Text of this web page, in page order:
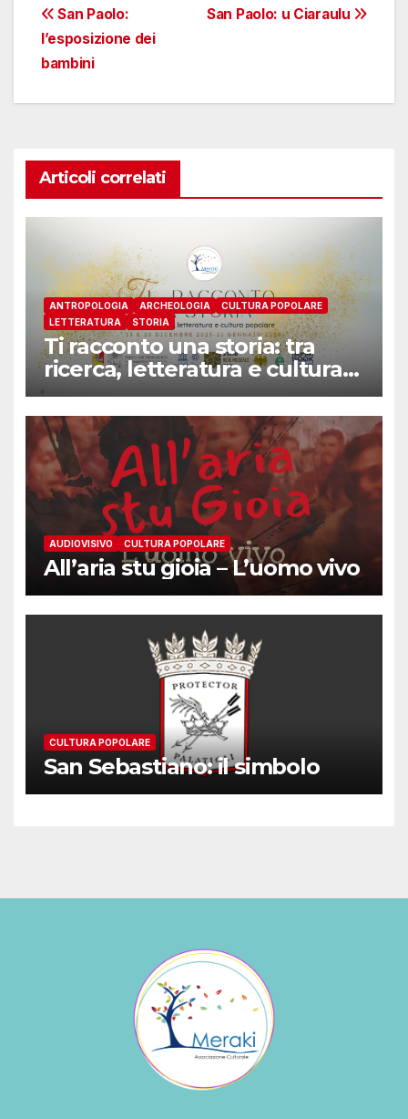
Navigazione
articoli
San Paolo: u Ciaraulu
San Paolo:
l’esposizione dei
bambini
Articoli correlati
ANTROPOLOGIA ARCHEOLOGIA
CULTURA POPOLARE
LETTERATURA
STORIA
Ti racconto una storia: tra
ricerca, letteratura e cultura
popolare
AUDIOVISIVO CULTURA POPOLARE
All’aria stu gioia – L’uomo vivo
CULTURA POPOLARE
San Sebastiano: il simbolo